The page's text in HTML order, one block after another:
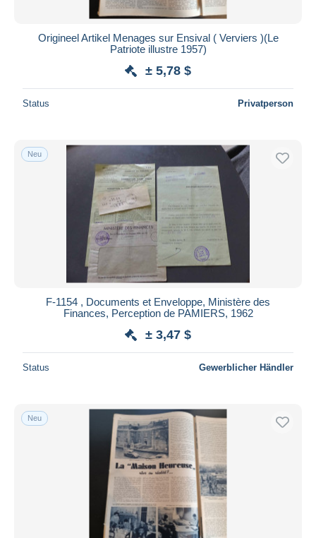
Origineel Artikel Menages sur Ensival ( Verviers )(Le
Patriote illustre 1957)
± 5,78 $
Status Privatperson
Neu
F-1154 , Documents et Enveloppe, Ministère des
Finances, Perception de PAMIERS, 1962
± 3,47 $
Status Gewerblicher Händler
Neu